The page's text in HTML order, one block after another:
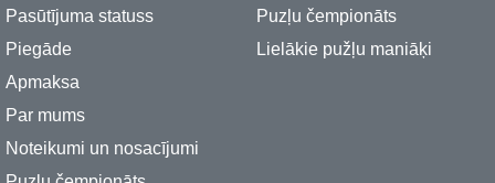
Pasūtījuma statuss
Piegāde
Apmaksa
Par mums
Noteikumi un nosacījumi
Puzļu čempionāts
Lielākie pužļu maniāķi